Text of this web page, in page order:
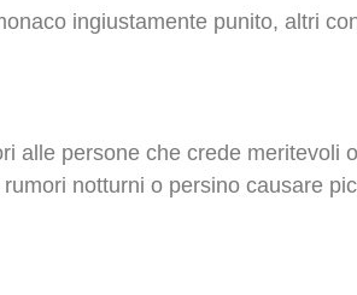
ingiustamente punito, altri
alle persone che crede meritevoli
notturni o persino causare